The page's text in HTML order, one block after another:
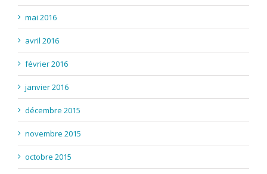
mai 2016
avril 2016
février 2016
janvier 2016
décembre 2015
novembre 2015
octobre 2015